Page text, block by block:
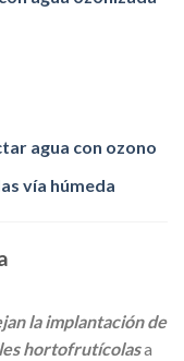
agua con ozono
vía húmeda
la implantación de
hortofrutícolasa